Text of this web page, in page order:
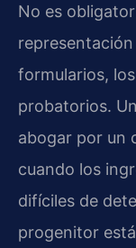
No es
formularios,
probatorios.
abogar por un
cuando los
difíciles de
progenitor